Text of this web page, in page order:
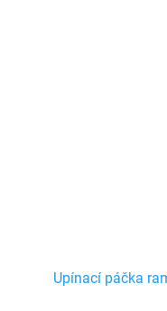
Upínací páčka